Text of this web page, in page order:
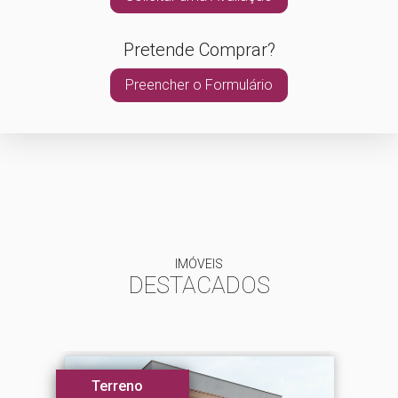
Pretende Comprar?
Preencher o Formulário
IMÓVEIS
DESTACADOS
Terreno